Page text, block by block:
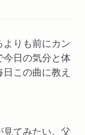
りも前にカン
今日の気分と体
この曲に教え
てみたい。父